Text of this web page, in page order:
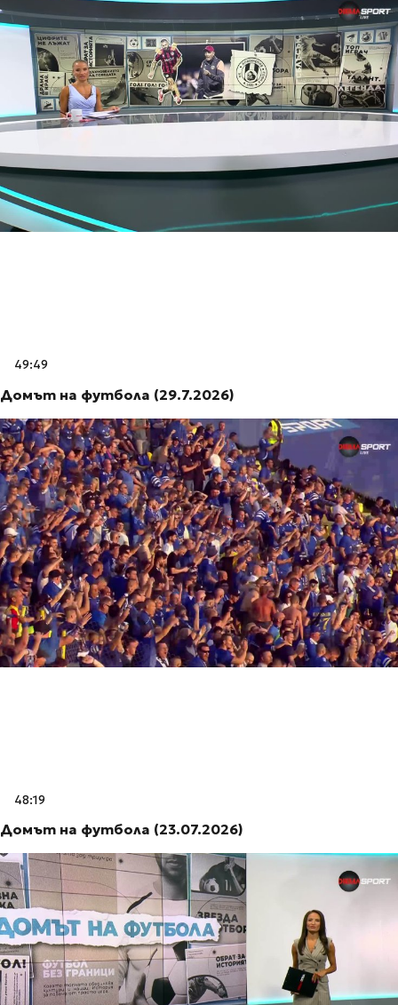
49:49
Домът на футбола (29.7.2026)
48:19
Домът на футбола (23.07.2026)